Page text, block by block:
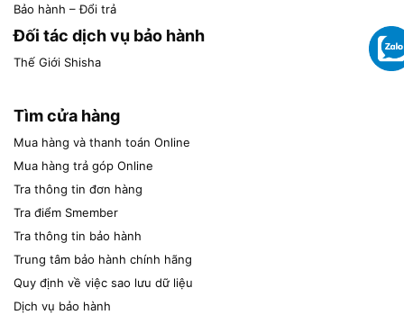
Bảo hành – Đổi trả
Đối tác dịch vụ bảo hành
Thế Giới Shisha
Tìm cửa hàng
Mua hàng và thanh toán Online
Mua hàng trả góp Online
Tra thông tin đơn hàng
Tra điểm Smember
Tra thông tin bảo hành
Trung tâm bảo hành chính hãng
Quy định về việc sao lưu dữ liệu
Dịch vụ bảo hành